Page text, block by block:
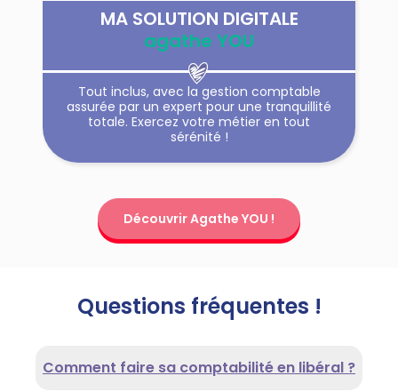
MA SOLUTION DIGITALE
agathe YOU
Tout inclus, avec la gestion comptable
assurée par un expert pour une tranquillité
totale. Exercez votre métier en tout
sérénité !
Découvrir Agathe YOU !
Questions fréquentes !
Comment faire sa comptabilité en libéral ?